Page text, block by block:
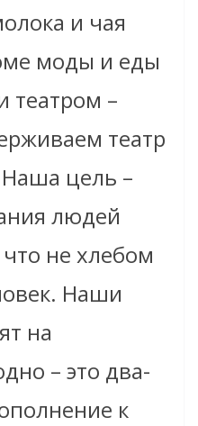
и чая
моды и еды
театром –
театр
цель –
людей
не хлебом
Наши
на
– это два-
к